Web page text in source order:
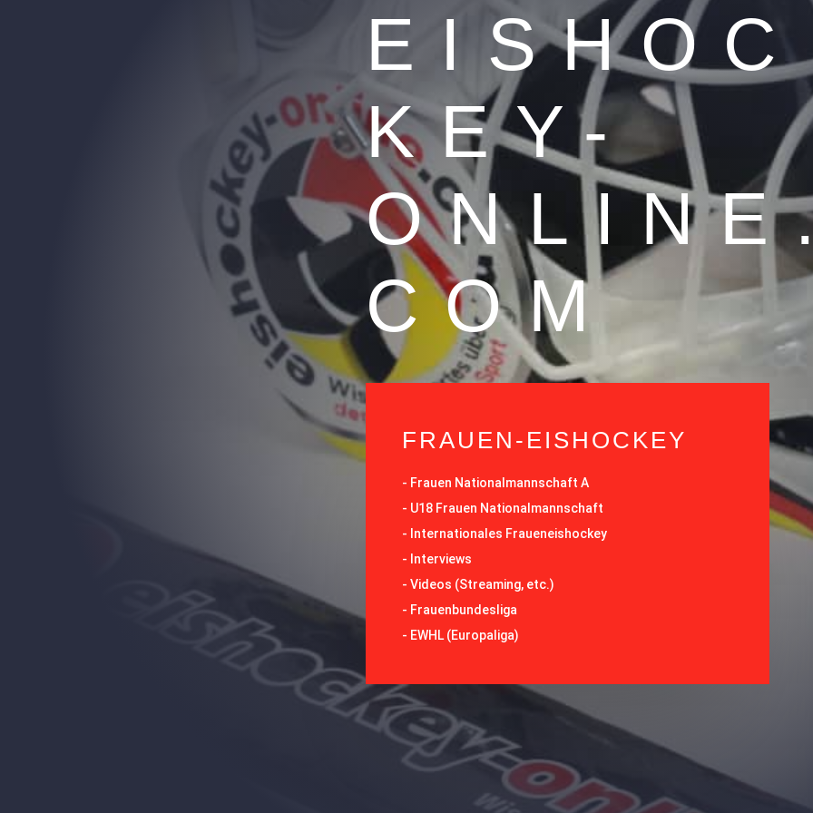
EISHOC
KEY-
COM
FRAUEN-EISHOCKEY
- Frauen Nationalmannschaft A
- U18 Frauen Nationalmannschaft
- Internationales Fraueneishockey
- Interviews
-Videos (Streaming, etc.)
- Frauenbundesliga
- EWHL (Europaliga)